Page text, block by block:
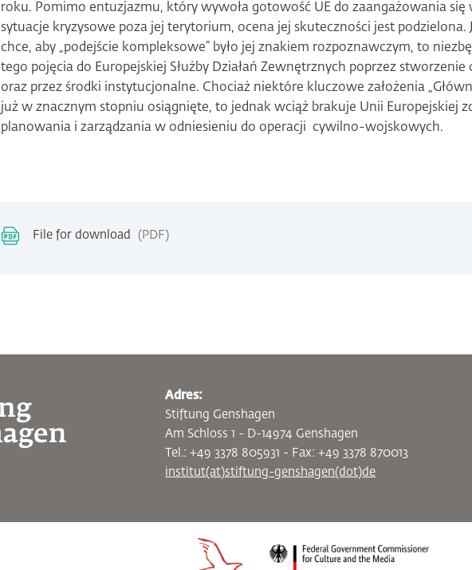
roku. Pomimo entuzjazmu, który wywoła gotowość UE do zaangażowania
sytuacje kryzysowe poza jej terytorium, ocena jej skuteczności jest podzielona.
chce, aby „podejście kompleksowe“ było jej znakiem rozpoznawczym, to
tego pojęcia do Europejskiej Służby Działań Zewnętrznych poprzez
oraz przez środki instytucjonalne. Chociaż niektóre kluczowe założenia
już w znacznym stopniu osiągnięte, to jednak wciąż brakuje Unii Europejskiej
planowania i zarządzania w odniesieniu do operacji cywilno-wojskowych.
File for download PDF
Adres:
Stiftung Genshagen
Am Schloss 1 - D-14974 Genshagen
Tel.: +49 3378 805931 - Fax: +49 3378 870013
institut(at)stiftung-genshagen(dot)de